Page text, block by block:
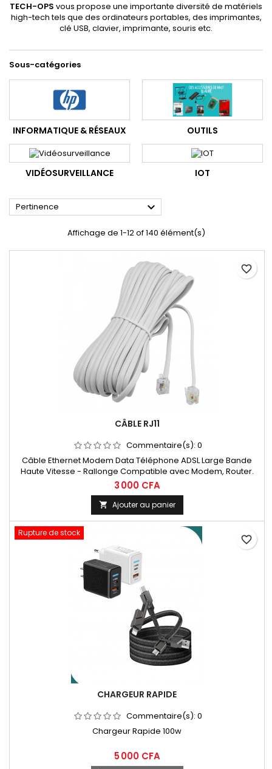
TECH-OPS vous propose une importante diversité de matériels
high-tech tels que des ordinateurs portables, des imprimantes,
clé USB, clavier, imprimante, souris etc.
Sous-catégories
INFORMATIQUE & RÉSEAUX OUTILS
VIDÉOSURVEILLANCE IOT
Pertinence 
Affichage de 1-12 of 140 élément(s)
CÂBLE RJ11
Commentaire(s): 0
Câble Ethernet Modem Data Téléphone ADSL Large Bande
Haute Vitesse - Rallonge Compatible avec Modem, Router.
3 000 CFA
 Ajouter au panier
favorite_border
Rupture de stock
CHARGEUR RAPIDE
Commentaire(s): 0
Chargeur Rapide 100w
5 000 CFA
favorite_border